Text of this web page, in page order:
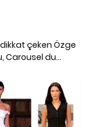
çeken Özge
Carousel du